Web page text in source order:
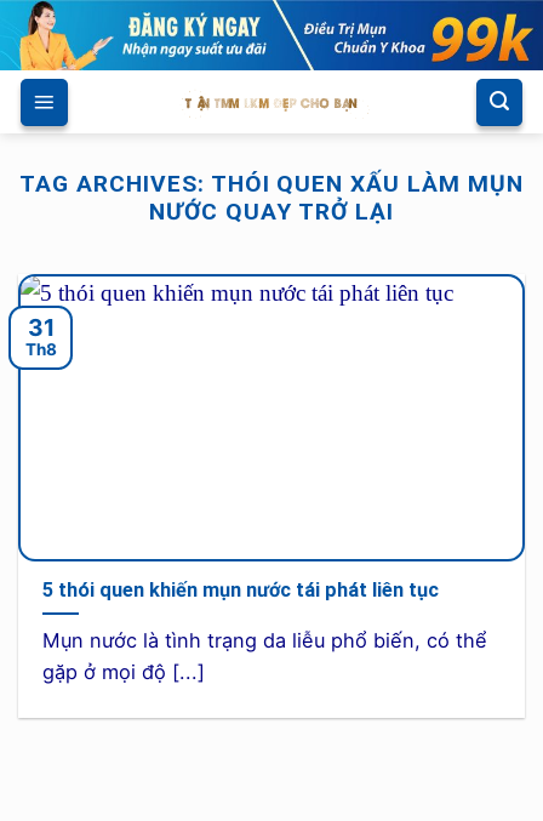
Skip
to
content
TAG ARCHIVES: THÓI QUEN XẤU LÀM MỤN
NƯỚC QUAY TRỞ LẠI
5 thói quen khiến mụn nước tái phát liên tục
Mụn nước là tình trạng da liễu phổ biến, có thể
gặp ở mọi độ [...]
31
Th8